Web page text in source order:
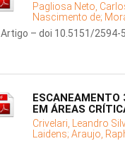
Pagliosa Neto,
Nascimento de;
Artigo – doi 10.5151/2594-
ESCANEAMENTO
EM ÁREAS
Crivelari, Leandro
Laidens; Araujo,